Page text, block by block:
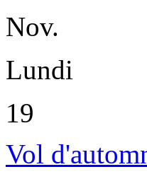
Nov.
Lundi
19
Vol